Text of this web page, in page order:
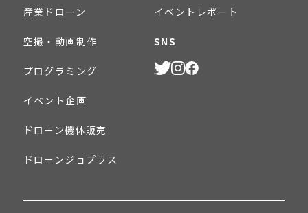
産業ドローン
空撮・動画制作
プログラミング
イベント企画
ドローン機体販売
ドローンジョプラス
イベントレポート
SNS